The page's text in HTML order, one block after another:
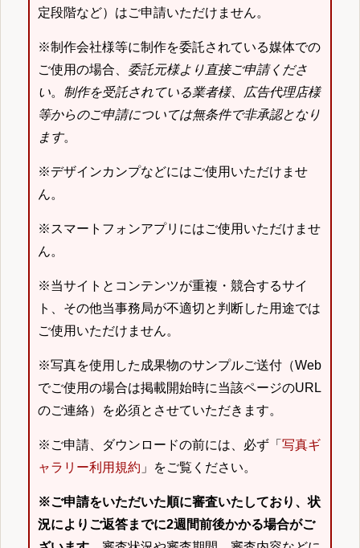
定段階など）はご申請いただけません。
※制作会社様等に制作を委託されている媒体での
ご使用の場合、 委託元様より直接ご申請くださ
い。 制作を受託されている業者様、広告代理店様
等からのご申請については無条件で非承認となり
ます。
※デザインカンプなどにはご使用いただけませ
ん。
※スマートフォンアプリにはご使用いただけませ
ん。
※当サイトとコンテンツが重複・競合するサイ
ト、その他当事務局が不適切と判断した用途では
ご使用いただけません。
※写真を使用した成果物のサンプルご送付（Web
でご使用の場合は掲載開始時に当該ページのURL
のご連絡）を必須とさせていただきます。
※ご申請、ダウンロードの前には、必ず「 写真ギ
ャラリー利用規約 」をご覧ください。
※ご申請をいただいた順に審査いたしており、状
況によりご返答までに2週間前後かかる場合がご